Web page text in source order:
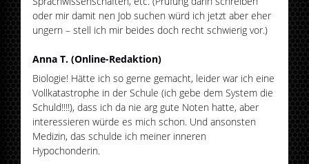
oder mir damit nen Job suchen würd ich jetzt aber eher
ungern – stell ich mir beides doch recht schwierig vor.)
Anna T. (Online-Redaktion)
Biologie! Hätte ich so gerne gemacht, leider war ich eine
Vollkatastrophe in der Schule (ich gebe dem System die
Schuld!!!!), dass ich da nie arg gute Noten hatte, aber
interessieren würde es mich schon. Und ansonsten
Medizin, das schulde ich meiner inneren
Hypochonderin.